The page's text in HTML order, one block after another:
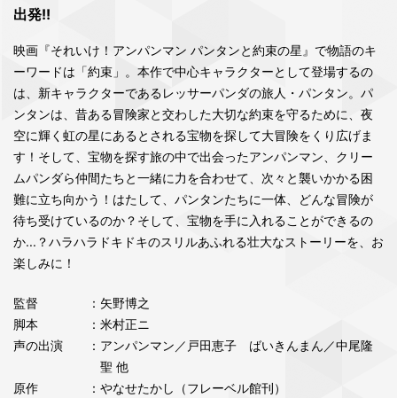
出発!!
映画『それいけ！アンパンマン パンタンと約束の星』で物語のキ
ーワードは「約束」。本作で中心キャラクターとして登場するの
は、新キャラクターであるレッサーパンダの旅人・パンタン。パ
ンタンは、昔ある冒険家と交わした大切な約束を守るために、夜
空に輝く虹の星にあるとされる宝物を探して大冒険をくり広げま
す！そして、宝物を探す旅の中で出会ったアンパンマン、クリー
ムパンダら仲間たちと一緒に力を合わせて、次々と襲いかかる困
難に立ち向かう！はたして、パンタンたちに一体、どんな冒険が
待ち受けているのか？そして、宝物を手に入れることができるの
か...？ハラハラドキドキのスリルあふれる壮大なストーリーを、お
楽しみに！
監督
：矢野博之
脚本
：米村正ニ
声の出演
：アンパンマン／戸田恵子 ばいきんまん／中尾隆
聖 他
原作
：やなせたかし（フレーベル館刊）